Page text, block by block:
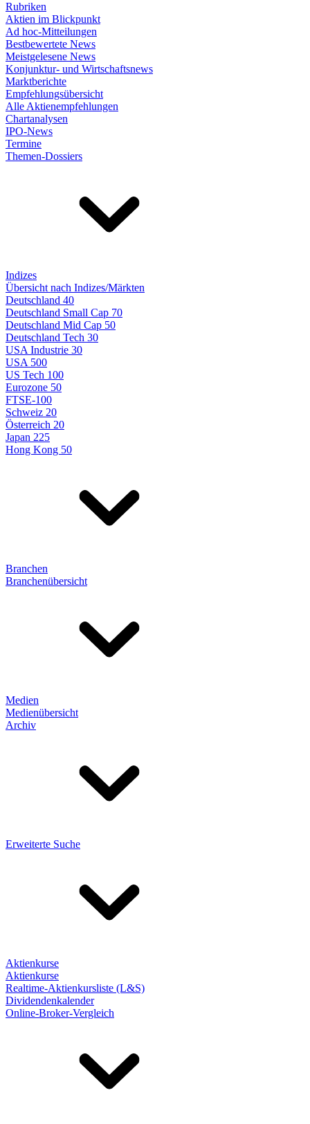
Rubriken
Aktien im Blickpunkt
Ad hoc-Mitteilungen
Bestbewertete News
Meistgelesene News
Konjunktur- und Wirtschaftsnews
Marktberichte
Empfehlungsübersicht
Alle Aktienempfehlungen
Chartanalysen
IPO-News
Termine
Themen-Dossiers
Indizes
Übersicht nach Indizes/Märkten
Deutschland 40
Deutschland Small Cap 70
Deutschland Mid Cap 50
Deutschland Tech 30
USA Industrie 30
USA 500
US Tech 100
Eurozone 50
FTSE-100
Schweiz 20
Österreich 20
Japan 225
Hong Kong 50
Branchen
Branchenübersicht
Medien
Medienübersicht
Archiv
Erweiterte Suche
Aktienkurse
Aktienkurse
Realtime-Aktienkursliste (L&S)
Dividendenkalender
Online-Broker-Vergleich